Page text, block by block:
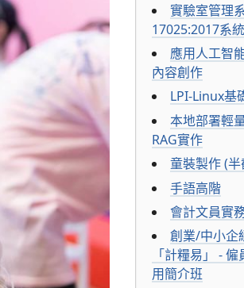
實驗室管理
17025:2017系
應用人工智
內容創作
LPI-Linux基
本地部署輕
RAG實作
童裝製作 (
手語高階
會計文員實
創業/中小企
「計糧易」 -
用簡介班